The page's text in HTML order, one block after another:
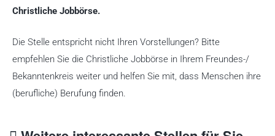
Christliche Jobbörse.
Die Stelle entspricht nicht Ihren Vorstellungen? Bitte
empfehlen Sie die Christliche Jobbörse in Ihrem Freundes-/
Bekanntenkreis weiter und helfen Sie mit, dass Menschen ihre
(berufliche) Berufung finden.